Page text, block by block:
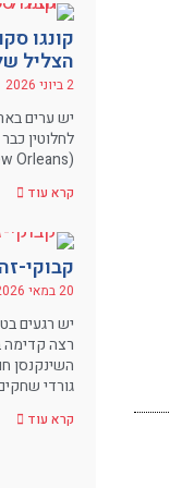
קונגו
הצליל
2 ביוני 2026
יש ערים
לחלוטין
(New Orleans) לבטח אינה אחת מהן. כבר…
קרא עוד
קבוקי-
20 במאי 2026
יש רגעים
רצה קדימה
השינקנסן
גורדי
קרא עוד